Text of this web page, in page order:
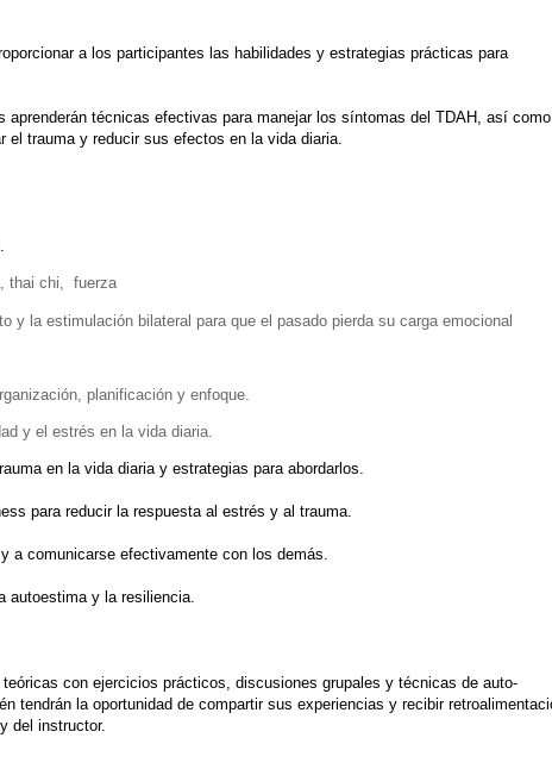
a los participantes las habilidades y estrategias prácticas para
aprenderán técnicas efectivas para manejar los síntomas del TDAH, así como
el trauma y reducir sus efectos en la vida diaria.
thai chi, fuerza
y la estimulación bilateral para que el pasado pierda su carga emocional
planificación y enfoque.
y el estrés en la vida diaria.
en la vida diaria y estrategias para abordarlos.
para reducir la respuesta al estrés y al trauma.
a comunicarse efectivamente con los demás.
autoestima y la resiliencia.
con ejercicios prácticos, discusiones grupales y técnicas de auto-
tendrán la oportunidad de compartir sus experiencias y recibir
del instructor.